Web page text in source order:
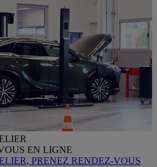
EN LIGNE
PRENEZ RENDEZ-VOUS